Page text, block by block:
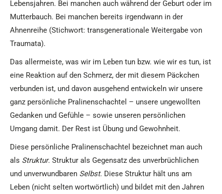
Lebensjahren. Bei manchen auch während der Geburt oder im
Mutterbauch. Bei manchen bereits irgendwann in der
Ahnenreihe (Stichwort: transgenerationale Weitergabe von
Traumata).
Das allermeiste, was wir im Leben tun bzw. wie wir es tun, ist
eine Reaktion auf den Schmerz, der mit diesem Päckchen
verbunden ist, und davon ausgehend entwickeln wir unsere
ganz persönliche Pralinenschachtel – unsere ungewollten
Gedanken und Gefühle – sowie unseren persönlichen
Umgang damit. Der Rest ist Übung und Gewohnheit.
Diese persönliche Pralinenschachtel bezeichnet man auch
als Struktur. Struktur als Gegensatz des unverbrüchlichen
und unverwundbaren Selbst. Diese Struktur hält uns am
Leben (nicht selten wortwörtlich) und bildet mit den Jahren